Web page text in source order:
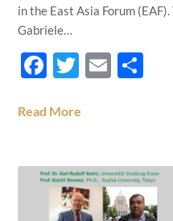
in the East Asia Forum
Gabriele…
Facebook
Twitter
Email
Read More